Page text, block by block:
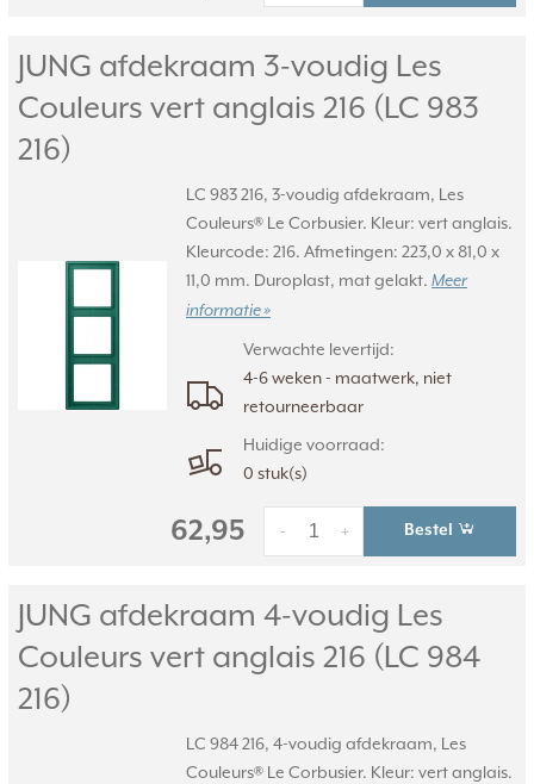
JUNG afdekraam 3-voudig Les
Couleurs vert anglais 216 (LC 983
216)
LC 983 216, 3-voudig afdekraam, Les
Couleurs® Le Corbusier. Kleur: vert anglais.
Kleurcode: 216. Afmetingen: 223,0 x 81,0 x
11,0 mm. Duroplast, mat gelakt. Meer
informatie »
Verwachte levertijd:
4-6 weken - maatwerk, niet
retourneerbaar
Huidige voorraad:
0 stuk(s)
62,95 +
- Bestel
JUNG afdekraam 4-voudig Les
Couleurs vert anglais 216 (LC 984
216)
LC 984 216, 4-voudig afdekraam, Les
Couleurs® Le Corbusier. Kleur: vert anglais.